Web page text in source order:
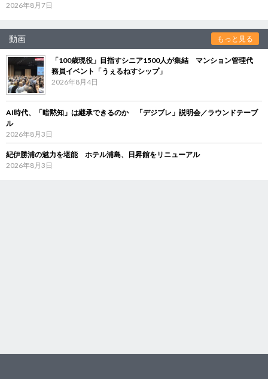
2026年8月7日
動画 もっと見る
「100歳現役」目指すシニア1500人が集結 マンション管理代
務員イベント「うぇるねすシップ」
2026年8月4日
AI時代、「暗黙知」は継承できるのか 「デジブレ」説明会／ラウンドテーブ
ル
2026年8月3日
紀伊勝浦の魅力を堪能 ホテル浦島、日昇館をリニューアル
2026年8月3日